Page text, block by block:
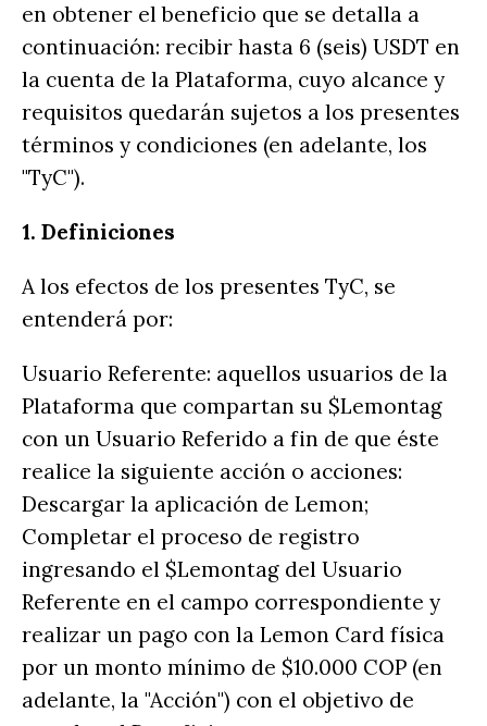
en obtener el beneficio que se detalla a
continuación: recibir hasta 6 (seis) USDT en
la cuenta de la Plataforma, cuyo alcance y
requisitos quedarán sujetos a los presentes
términos y condiciones (en adelante, los
"TyC").
1. Definiciones
A los efectos de los presentes TyC, se
entenderá por:
Usuario Referente: aquellos usuarios de la
Plataforma que compartan su $Lemontag
con un Usuario Referido a fin de que éste
realice la siguiente acción o acciones:
Descargar la aplicación de Lemon;
Completar el proceso de registro
ingresando el $Lemontag del Usuario
Referente en el campo correspondiente y
realizar un pago con la Lemon Card física
por un monto mínimo de $10.000 COP (en
adelante, la "Acción") con el objetivo de